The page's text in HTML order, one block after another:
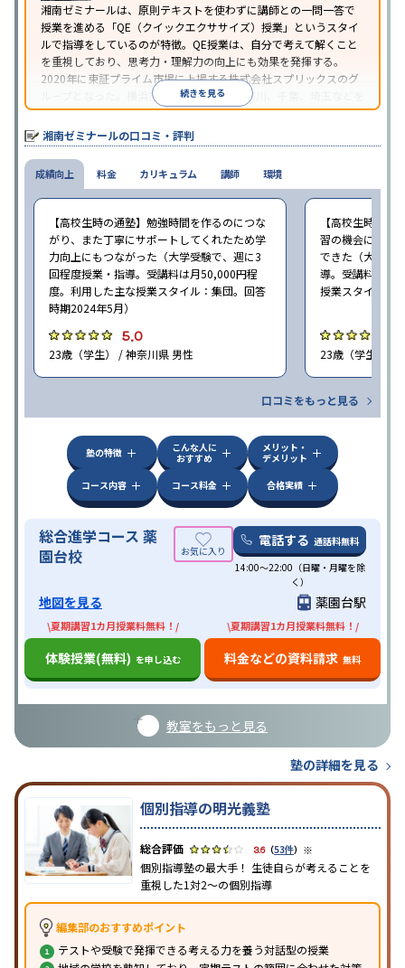
湘南ゼミナールは、原則テキストを使わずに講師との一問一答で
授業を進める「QE（クイックエクササイズ）授業」というスタイ
ルで指導をしているのが特徴。QE授業は、自分で考えて解くこと
を重視しており、思考力・理解力の向上にも効果を発揮する。
2020年に東証プライム市場に上場する株式会社スプリックスのグ
ループとなった。横浜市に本部を置き、神奈川、千葉、埼玉などを
中心に教室を展開している。
続きを見る
湘南ゼミナールの口コミ・評判
成績向上
【高校生時の通塾】勉強時間を作るのにつな
がり、また丁寧にサポートしてくれたため学
力向上にもつながった（大学受験で、週に3
回程度授業・指導。受講料は月50,000円程
度。利用した主な授業スタイル：集団。回答
時期2024年5月）
5.0
23歳（学生） / 神奈川県 男性
【高校生時の通
習の機会になっ
できた（大学受
導。受講料は月
授業スタイル：
23歳（学生） /
口コミをもっと見る
料金 カリキュラム 講師 環境
塾の特徴
こんな人に
おすすめ
メリット・
デメリット
コース内容
コース料金 合格実績
総合進学コース 薬
園台校
電話する 通話料無料
14:00〜22:00（日曜・月曜を除
く）
地図を見る 薬園台駅
\夏期講習1カ月授業料無料！/
体験授業(無料) を申し込む
\夏期講習1カ月授業料無料！/
料金などの資料請求 無料
教室をもっと見る
塾の詳細を見る
個別指導の明光義塾
3.6（53件） ※
個別指導塾の最大手！ 生徒自らが考えることを
重視した1対2〜の個別指導
編集部のおすすめポイント
テストや受験で発揮できる考える力を養う対話型の授業